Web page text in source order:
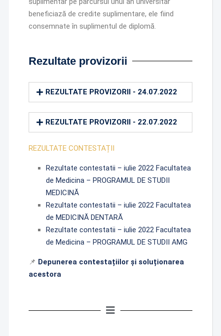
beneficiază de credite suplimentare, ele fiind
consemnate în suplimentul de diplomă.
Rezultate provizorii
REZULTATE PROVIZORII - 24.07.2022
REZULTATE PROVIZORII - 22.07.2022
REZULTATE CONTESTAȚII
Rezultate contestatii – iulie 2022 Facultatea
de Medicina – PROGRAMUL DE STUDII
MEDICINĂ
Rezultate contestatii – iulie 2022 Facultatea
de MEDICINĂ DENTARĂ
Rezultate contestatii – iulie 2022 Facultatea
de Medicina – PROGRAMUL DE STUDII AMG
📌 Depunerea contestațiilor și soluționarea
acestora